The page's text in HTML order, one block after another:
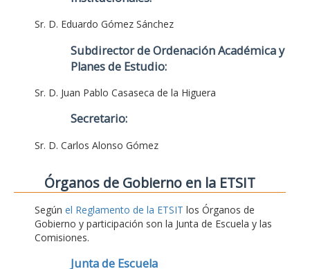
Sr. D. Eduardo Gómez Sánchez
Subdirector de Ordenación Académica y
Planes de Estudio:
Sr. D. Juan Pablo Casaseca de la Higuera
Secretario:
Sr. D. Carlos Alonso Gómez
Órganos de Gobierno en la ETSIT
Según el Reglamento de la ETSIT los Órganos de
Gobierno y participación son la Junta de Escuela y las
Comisiones.
Junta de Escuela